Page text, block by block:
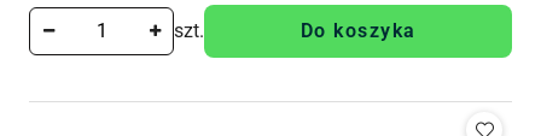
szt. Do koszyka